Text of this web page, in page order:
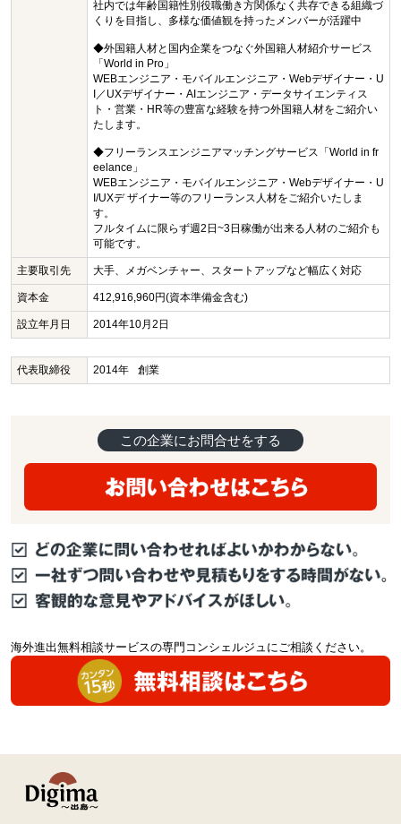
社内では年齢国籍性別役職働き方関係なく共存できる組織づ
くりを目指し、多様な価値観を持ったメンバーが活躍中
◆外国籍人材と国内企業をつなぐ外国籍人材紹介サービス
「World in Pro」
WEBエンジニア・モバイルエンジニア・Webデザイナー・U
I／UXデザイナー・AIエンジニア・データサイエンティス
ト・営業・HR等の豊富な経験を持つ外国籍人材をご紹介い
たします。
◆フリーランスエンジニアマッチングサービス「World in fr
eelance」
WEBエンジニア・モバイルエンジニア・Webデザイナー・U
I/UXデ ザイナー等のフリーランス人材をご紹介いたしま
す。
フルタイムに限らず週2日~3日稼働が出来る人材のご紹介も
可能です。
主要取引先 大手、メガベンチャー、スタートアップなど幅広く対応
資本金 412,916,960円(資本準備金含む)
設立年月日 2014年10月2日
代表取締役 2014年 創業
この企業にお問合せをする
海外進出無料相談サービスの専門コンシェルジュにご相談ください。